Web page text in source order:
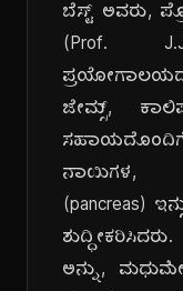
ಬೆಸ್ಟ್ ಅವರು,
(Prof.
ಜೇಮ್ಸ್,
ನಾಯಿಗಳ,
(pancreas)
ಅನ್ನು,